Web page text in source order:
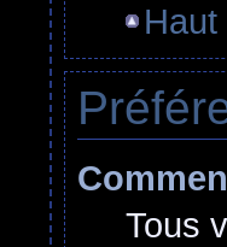
Haut
Tous